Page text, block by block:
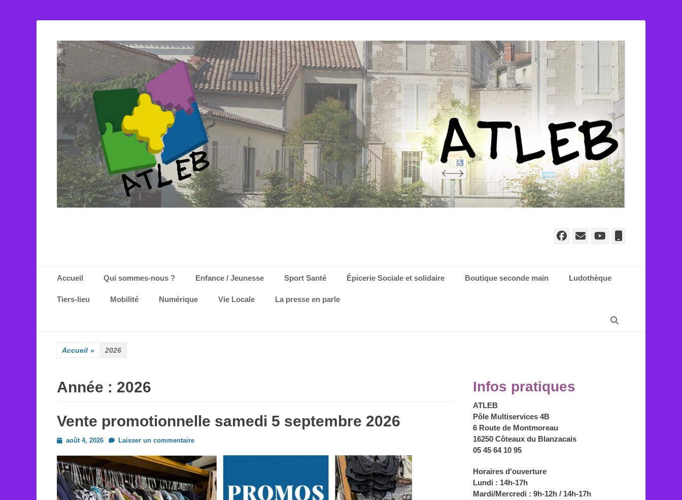
ATLEB
Facebook
E-
Menu principal
contenu
Accueil Qui sommes-nous ? Enfance / Jeunesse Sport Santé Épicerie Sociale et solidaire Boutique seconde main Ludothèque
Tiers-lieu Mobilité Numérique Vie Locale
La presse en parle
Accueil » 2026
Année : 2026
Vente promotionnelle samedi 5 septembre 2026
Posted
août 4, 2026 Laisser un commentaire
Infos pratiques
ATLEB
Pôle Multiservices 4B
6 Route de Montmoreau
16250 Côteaux du Blanzacais
05 45 64 10 95
Horaires d'ouverture
Lundi : 14h-17h
Mardi/Mercredi : 9h-12h / 14h-17h